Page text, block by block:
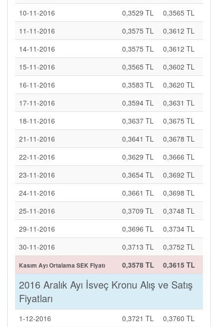
10-11-2016
0,3529 TL
0,3565 TL
11-11-2016
0,3575 TL
0,3612 TL
14-11-2016
0,3575 TL
0,3612 TL
15-11-2016
0,3565 TL
0,3602 TL
16-11-2016
0,3583 TL
0,3620 TL
17-11-2016
0,3594 TL
0,3631 TL
18-11-2016
0,3637 TL
0,3675 TL
21-11-2016
0,3641 TL
0,3678 TL
22-11-2016
0,3629 TL
0,3666 TL
23-11-2016
0,3654 TL
0,3692 TL
24-11-2016
0,3661 TL
0,3698 TL
25-11-2016
0,3709 TL
0,3748 TL
29-11-2016
0,3696 TL
0,3734 TL
30-11-2016
0,3713 TL 0,3752 TL
Kasım Ayı Ortalama SEK Fiyatı 0,3578 TL 0,3615 TL
2016 Aralık Ayı İsveç Kronu Alış ve Satış
Fiyatları
1-12-2016 0,3721 TL
0,3760 TL